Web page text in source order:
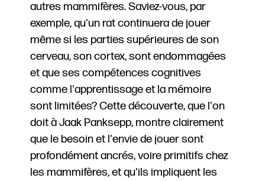
autres mammifères. Saviez-vous, par
exemple, qu'un rat continuera de jouer
même si les parties supérieures de son
cerveau, son cortex, sont endommagées
et que ses compétences cognitives
comme l'apprentissage et la mémoire
sont limitées? Cette découverte, que l'on
doit à Jaak Panksepp, montre clairement
que le besoin et l'envie de jouer sont
profondément ancrés, voire primitifs chez
les mammifères, et qu'ils impliquent les